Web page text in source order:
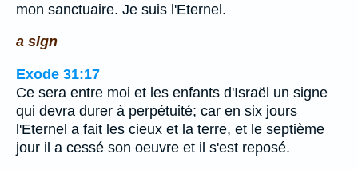
mon sanctuaire. Je suis l'Eternel.
a sign
Exode 31:17
Ce sera entre moi et les enfants d'Israël un signe
qui devra durer à perpétuité; car en six jours
l'Eternel a fait les cieux et la terre, et le septième
jour il a cessé son oeuvre et il s'est reposé.